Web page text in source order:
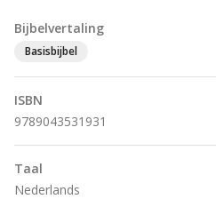
Bijbelvertaling
Basisbijbel
ISBN
9789043531931
Taal
Nederlands